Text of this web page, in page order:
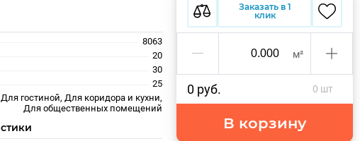
8063
20
30
25
гостиной, Для коридора и кухни,
Для общественных помещений
Заказать в 1
клик
м²
0 руб. 0 шт
В корзину